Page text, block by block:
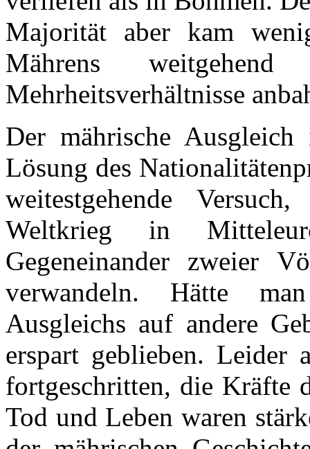
Majorität aber kam
Mährens
Mehrheitsverhältnisse
Der mährische
Lösung des
weitestgehende
Weltkrieg in
Gegeneinander zweier
verwandeln. Hätte
Ausgleichs auf andere
erspart geblieben.
fortgeschritten, die Kräfte
Tod und Leben waren